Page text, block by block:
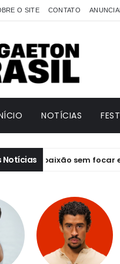
O SITE CONTATO
NOTÍCIAS
Notícias
paixão sem focar em